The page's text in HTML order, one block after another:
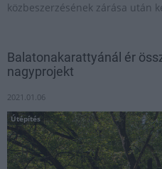
közbeszerzésének zárása után
Balatonakarattyánál ér
nagyprojekt
2021.01.06
Útépítés